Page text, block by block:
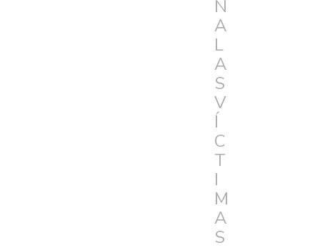
N
A
L
A
S
V
Í
C
T
I
M
A
S